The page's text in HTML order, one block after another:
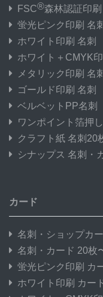
FSC®森林認証印
蛍光ピンク印刷 名
ホワイト印刷 名刺
ホワイト＋CMYK
メタリック印刷 名
ゴールド印刷 名刺
ベルベットPP名刺
ワンポイント箔押
クラフト紙 名刺20
シナップス 名刺・
カード
名刺・ショップカ
名刺・カード 20枚
蛍光ピンク印刷 カ
ホワイト印刷 カー